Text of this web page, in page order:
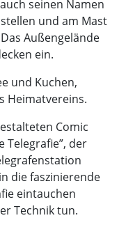
seinen Namen
und am Mast
Außengelände
ein.
und Kuchen,
Heimatvereins.
Comic
Telegrafie”, der
die faszinierende
eintauchen
Technik tun.